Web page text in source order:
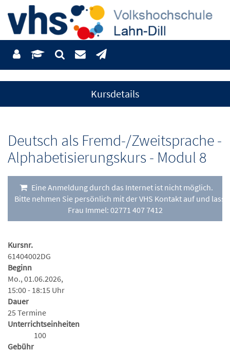
Kursdetails
Deutsch als Fremd-/Zweitsprache -
Alphabetisierungskurs - Modul 8
Eine Anmeldung durch das Internet ist nicht möglich.
Bitte nehmen Sie persönlich mit der VHS Kontakt auf und
Frau Immel: 02771 407 7412
Kursnr.
61404002DG
Beginn
Mo., 01.06.2026,
15:00 - 18:15 Uhr
Dauer
25 Termine
Unterrichtseinheiten
100
Gebühr